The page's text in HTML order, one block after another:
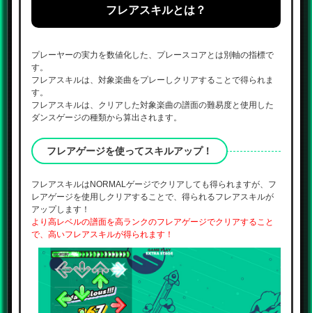
フレアスキルとは？
プレーヤーの実力を数値化した、プレースコアとは別軸の指標で
す。
フレアスキルは、対象楽曲をプレーしクリアすることで得られま
す。
フレアスキルは、クリアした対象楽曲の譜面の難易度と使用した
ダンスゲージの種類から算出されます。
フレアゲージを使ってスキルアップ！
フレアスキルはNORMALゲージでクリアしても得られますが、フ
レアゲージを使用しクリアすることで、得られるフレアスキルが
アップします！
より高レベルの譜面を高ランクのフレアゲージでクリアすること
で、高いフレアスキルが得られます！